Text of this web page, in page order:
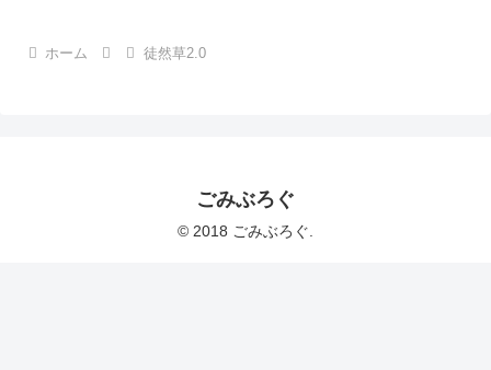
ホーム 徒然草2.0
ごみぶろぐ
© 2018 ごみぶろぐ.